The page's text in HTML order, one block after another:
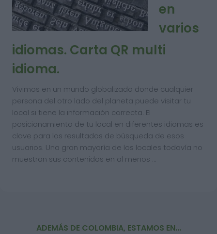
en
varios
idiomas. Carta QR multi
idioma.
Vivimos en un mundo globalizado donde cualquier
persona del otro lado del planeta puede visitar tu
local si tiene la información correcta. El
posicionamiento de tu local en diferentes idiomas es
clave para los resultados de búsqueda de esos
usuarios. Una gran mayoría de los locales todavía no
muestran sus contenidos en al menos …
ADEMÁS DE COLOMBIA, ESTAMOS EN...